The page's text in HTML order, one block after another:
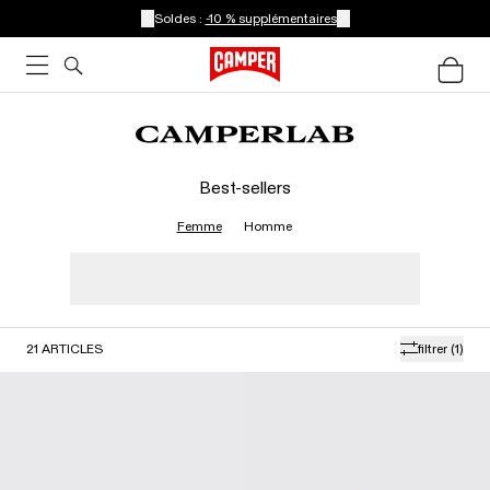
Soldes : -10 % supplémentaires
Best-sellers
Femme Homme
filtrer (1)
21 ARTICLES